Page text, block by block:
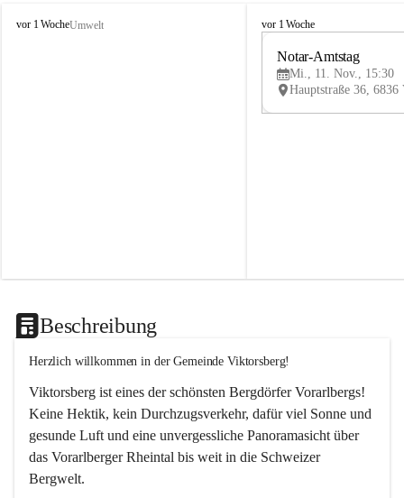
V
vor 1 WocheUmwelt
V
vor 1 Woche
Notar-Amtstag
Mi., 11. Nov., 15:30
Beschreibung
Herzlich willkommen in der Gemeinde Viktorsberg!
Viktorsberg ist eines der schönsten Bergdörfer Vorarlbergs!
Keine Hektik, kein Durchzugsverkehr, dafür viel Sonne und
gesunde Luft und eine unvergessliche Panoramasicht über
das Vorarlberger Rheintal bis weit in die Schweizer
Bergwelt.